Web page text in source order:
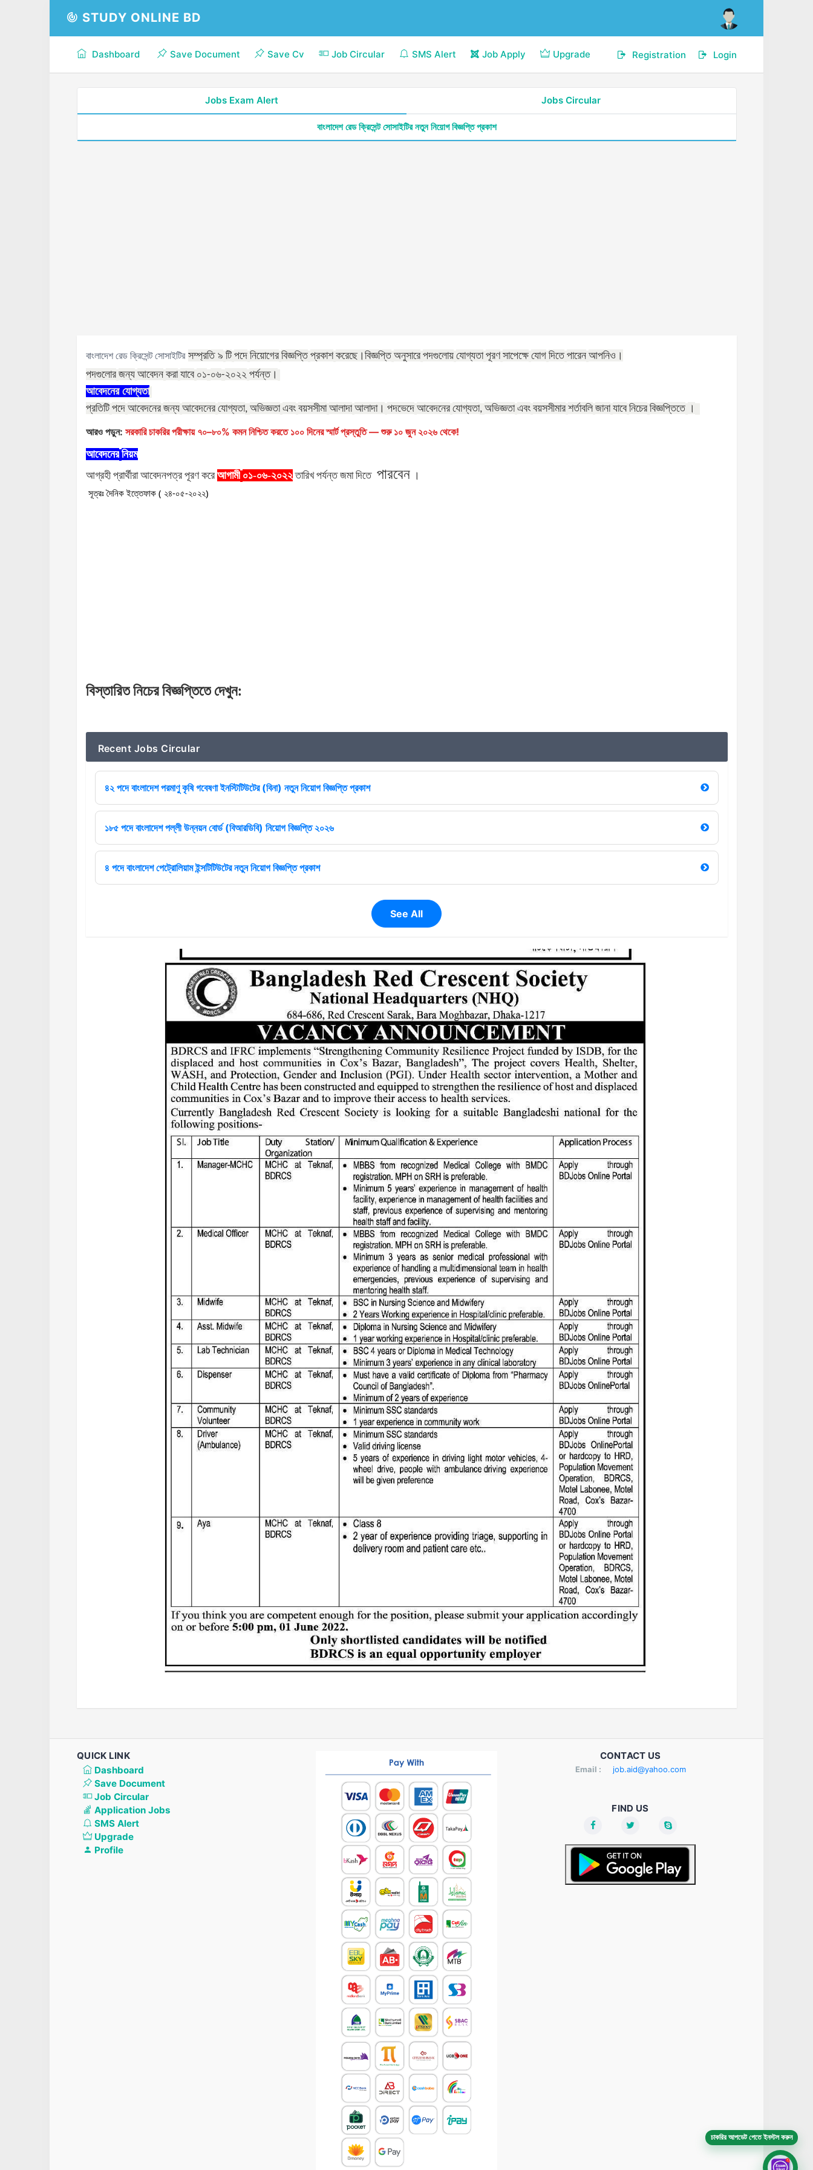
STUDY ONLINE BD
Dashboard Save Document Save Cv Job Circular SMS Alert Job Apply Upgrade Login
Registration
Jobs Exam Alert Jobs Circular
বাংলাদেশ রেড ক্রিসেন্ট সোসাইটির নতুন নিয়োগ বিজ্ঞপ্তি প্রকাশ
বাংলাদেশ রেড ক্রিসেন্ট সোসাইটির সম্প্রতি ৯ টি পদে নিয়োগের বিজ্ঞপ্তি প্রকাশ করেছে। বিজ্ঞপ্তি অনুসারে পদগুলোয় যোগ্যতা পূরণ সাপেক্ষে যোগ দিতে পারেন আপনিও।
পদগুলোর জন্য আবেদন করা যাবে ০১-০৬-২০২২ পর্যন্ত।
আবেদনের যোগ্যতা
প্রতিটি পদে আবেদনের জন্য আবেদনের যোগ্যতা, অভিজ্ঞতা এবং বয়সসীমা আলাদা আলাদা। পদভেদে আবেদনের যোগ্যতা, অভিজ্ঞতা এবং বয়সসীমার শর্তাবলি জানা যাবে নিচের বিজ্ঞপ্তিতে ।
আরও পড়ুন: সরকারি চাকরির পরীক্ষায় ৭০–৮০% কমন নিশ্চিত করতে ১০০ দিনের স্মার্ট প্রস্তুতি — শুরু ১০ জুন ২০২৬ থেকে!
আবেদনের নিয়ম
আগ্রহী প্রার্থীরা আবেদনপত্র পূরণ করে আগামী ০১-০৬-২০২২ তারিখ পর্যন্ত জমা দিতে পারবেন ।
সূত্রঃ দৈনিক ইত্তেফাক ( ২৪-০৫-২০২২)
বিস্তারিত নিচের বিজ্ঞপ্তিতে দেখুন:
Recent Jobs Circular
৪২ পদে বাংলাদেশ পরমাণু কৃষি গবেষণা ইনস্টিটিউটের (বিনা) নতুন নিয়োগ বিজ্ঞপ্তি প্রকাশ
১৮৫ পদে বাংলাদেশ পল্লী উন্নয়ন বোর্ড (বিআরডিবি) নিয়োগ বিজ্ঞপ্তি ২০২৬
৪ পদে বাংলাদেশ পেট্রোলিয়াম ইন্সটিটিউটের নতুন নিয়োগ বিজ্ঞপ্তি প্রকাশ
See All
QUICK LINK
Dashboard
Save Document
Job Circular
Application Jobs
SMS Alert
Upgrade
Profile
CONTACT US
Email : job.aid@yahoo.com
FIND US
চাকরির আপডেট পেতে ইনস্টল করুন